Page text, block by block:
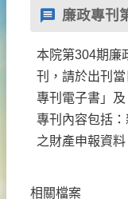
廉政專刊
本院第304期廉
刊，請於出刊
專刊電子書」
專刊內容包括
之財產申報資料
相關檔案